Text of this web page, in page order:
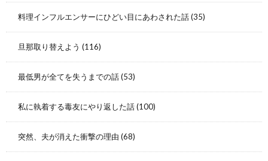
料理インフルエンサーにひどい目にあわされた話(35)
旦那取り替えよう (116)
最低男が全てを失うまでの話(53)
私に執着する毒友にやり返した話(100)
突然、夫が消えた衝撃の理由 (68)